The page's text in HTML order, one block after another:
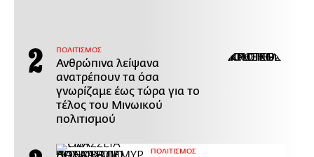
ΠΟΛΙΤΙΣΜΟΣ
Ανθρώπινα λείψανα
ανατρέπουν τα όσα
γνωρίζαμε έως τώρα για το
τέλος του Μινωικού
πολιτισμού
ΠΟΛΙΤΙΣΜΟΣ